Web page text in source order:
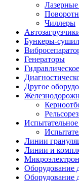
Чиллеры
Бункеры-
Генераторы
Другое
Линии
Линии и
Оборудование
Оборудование